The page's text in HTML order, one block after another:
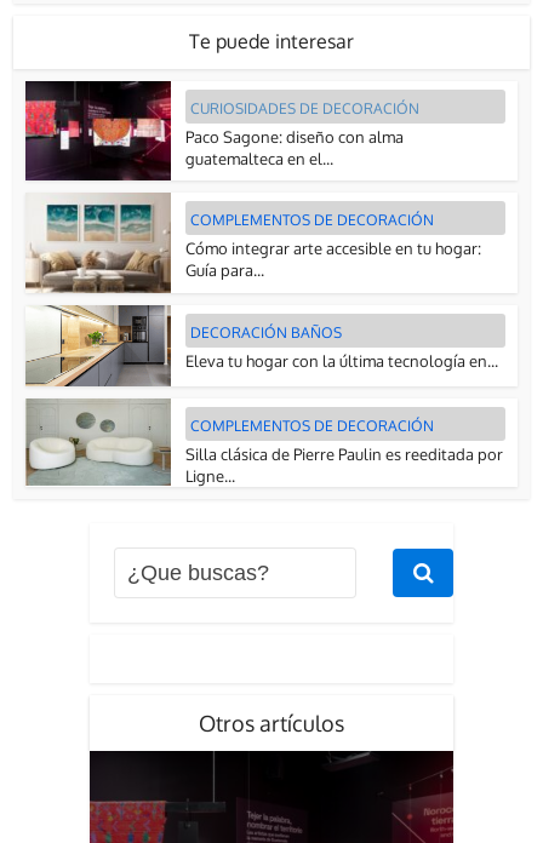
Te puede interesar
CURIOSIDADES DE DECORACIÓN
Paco Sagone: diseño con alma
guatemalteca en el...
COMPLEMENTOS DE DECORACIÓN
Cómo integrar arte accesible en tu hogar:
Guía para...
DECORACIÓN BAÑOS
Eleva tu hogar con la última tecnología en...
COMPLEMENTOS DE DECORACIÓN
Silla clásica de Pierre Paulin es reeditada por
Ligne...
Otros artículos